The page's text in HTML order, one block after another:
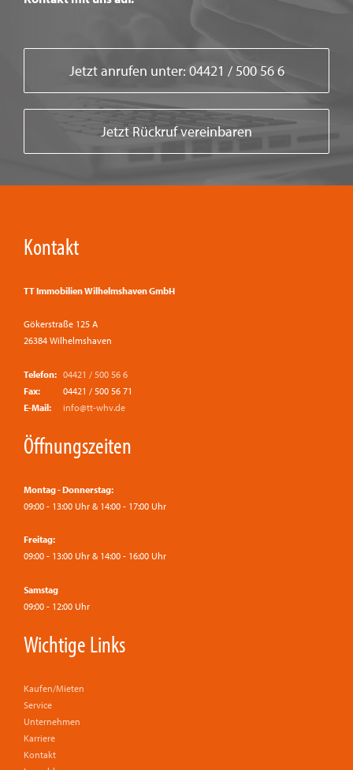
Jetzt anrufen unter: 04421 / 500 56 6
Jetzt Rückruf vereinbaren
Kontakt
TT Immobilien Wilhelmshaven GmbH
Gökerstraße 125 A
26384 Wilhelmshaven
Telefon: 04421 / 500 56 6
Fax:
04421 / 500 56 71
E-Mail:
info@tt-whv.de
Öffnungszeiten
Montag - Donnerstag:
09:00 - 13:00 Uhr & 14:00 - 17:00 Uhr
Freitag:
09:00 - 13:00 Uhr & 14:00 - 16:00 Uhr
Samstag
09:00 - 12:00 Uhr
Wichtige Links
Kaufen/Mieten
Service
Unternehmen
Karriere
Kontakt